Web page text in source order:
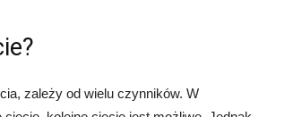
zależy od wielu czynników. W